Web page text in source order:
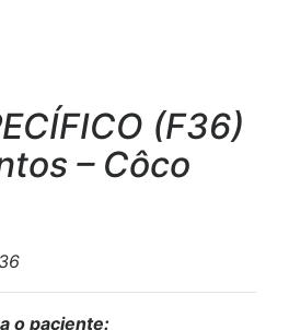
(F36)
– Côco
o paciente: